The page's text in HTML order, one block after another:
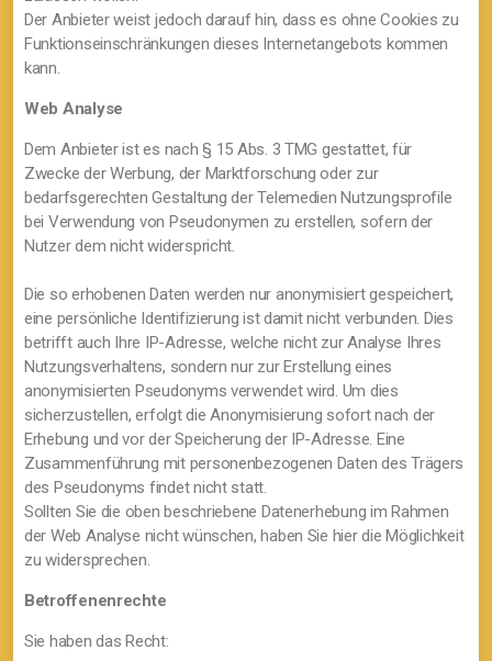
Der Anbieter weist jedoch darauf hin, dass es ohne Cookies zu
Funktionseinschränkungen dieses Internetangebots kommen
kann.
Web Analyse
Dem Anbieter ist es nach § 15 Abs. 3 TMG gestattet, für
Zwecke der Werbung, der Marktforschung oder zur
bedarfsgerechten Gestaltung der Telemedien Nutzungsprofile
bei Verwendung von Pseudonymen zu erstellen, sofern der
Nutzer dem nicht widerspricht.
Die so erhobenen Daten werden nur anonymisiert gespeichert,
eine persönliche Identifizierung ist damit nicht verbunden. Dies
betrifft auch Ihre IP-Adresse, welche nicht zur Analyse Ihres
Nutzungsverhaltens, sondern nur zur Erstellung eines
anonymisierten Pseudonyms verwendet wird. Um dies
sicherzustellen, erfolgt die Anonymisierung sofort nach der
Erhebung und vor der Speicherung der IP-Adresse. Eine
Zusammenführung mit personenbezogenen Daten des Trägers
des Pseudonyms findet nicht statt.
Sollten Sie die oben beschriebene Datenerhebung im Rahmen
der Web Analyse nicht wünschen, haben Sie hier die Möglichkeit
zu widersprechen.
Betroffenenrechte
Sie haben das Recht: